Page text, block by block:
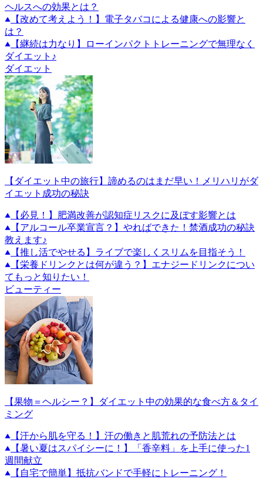
ヘルスへの効果とは？
【改めて考えよう！】電子タバコによる健康への影響と
は？
【継続は力なり】ローインパクトトレーニングで無理なく
ダイエット♪
ダイエット
【ダイエット中の旅行】諦めるのはまだ早い！メリハリがダ
イエット成功の秘訣
【必見！】肥満改善が認知症リスクに及ぼす影響とは
【アルコール卒業宣言？】やればできた！禁酒成功の秘訣
教えます♪
【推し活でやせる】ライブで楽しくスリムを目指そう！
【栄養ドリンクとは何が違う？】エナジードリンクについ
てもっと知りたい！
ビューティー
【果物＝ヘルシー？】ダイエット中の効果的な食べ方＆タイ
ミング
【汗から肌を守る！】汗の働きと肌荒れの予防法とは
【暑い夏はスパイシーに！】「香辛料」を上手に使った1
週間献立
【自宅で簡単】抵抗バンドで手軽にトレーニング！